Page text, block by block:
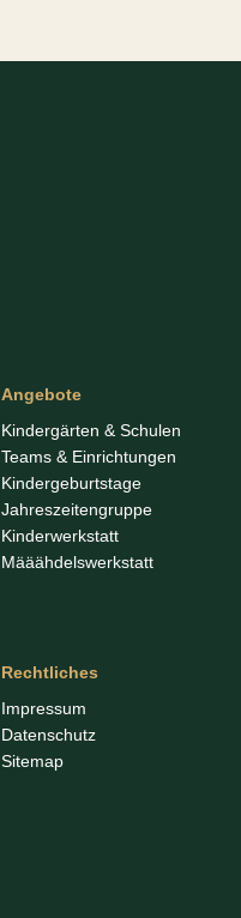
Angebote
Kindergärten & Schulen
Teams & Einrichtungen
Kindergeburtstage
Jahreszeitengruppe
Kinderwerkstatt
Määähdelswerkstatt
Rechtliches
Impressum
Datenschutz
Sitemap